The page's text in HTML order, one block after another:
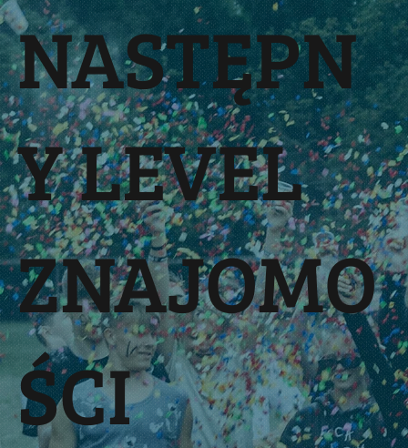
NASTĘPN
Y LEVEL
ZNAJOMO
ŚCI